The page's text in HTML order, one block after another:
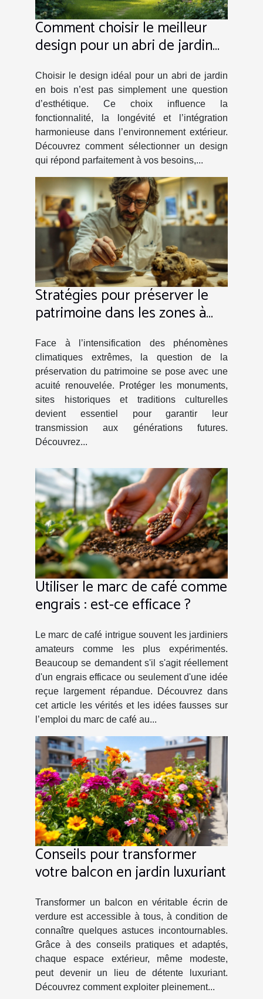
Comment choisir le meilleur
design pour un abri de jardin
Choisir le design idéal pour un abri de jardin
en bois n’est pas simplement une question
d’esthétique. Ce choix influence la
fonctionnalité, la longévité et l’intégration
harmonieuse dans l’environnement extérieur.
Découvrez comment sélectionner un design
qui répond parfaitement à vos besoins,...
Stratégies pour préserver le
patrimoine dans les zones à
Face à l’intensification des phénomènes
climatiques extrêmes, la question de la
préservation du patrimoine se pose avec une
acuité renouvelée. Protéger les monuments,
sites historiques et traditions culturelles
devient essentiel pour garantir leur
transmission aux générations futures.
Découvrez...
Utiliser le marc de café comme
engrais : est-ce efficace ?
Le marc de café intrigue souvent les jardiniers
amateurs comme les plus expérimentés.
Beaucoup se demandent s'il s'agit réellement
d'un engrais efficace ou seulement d'une idée
reçue largement répandue. Découvrez dans
cet article les vérités et les idées fausses sur
l’emploi du marc de café au...
Conseils pour transformer
votre balcon en jardin luxuriant
Transformer un balcon en véritable écrin de
verdure est accessible à tous, à condition de
connaître quelques astuces incontournables.
Grâce à des conseils pratiques et adaptés,
chaque espace extérieur, même modeste,
peut devenir un lieu de détente luxuriant.
Découvrez comment exploiter pleinement...